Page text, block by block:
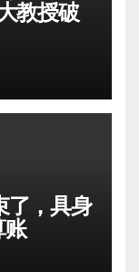
教授破
，具身
账